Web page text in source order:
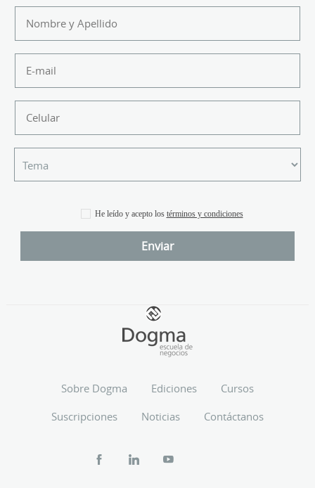
He leído y acepto los términos y condiciones
Sobre Dogma Ediciones
Cursos
Suscripciones
Noticias Contáctanos